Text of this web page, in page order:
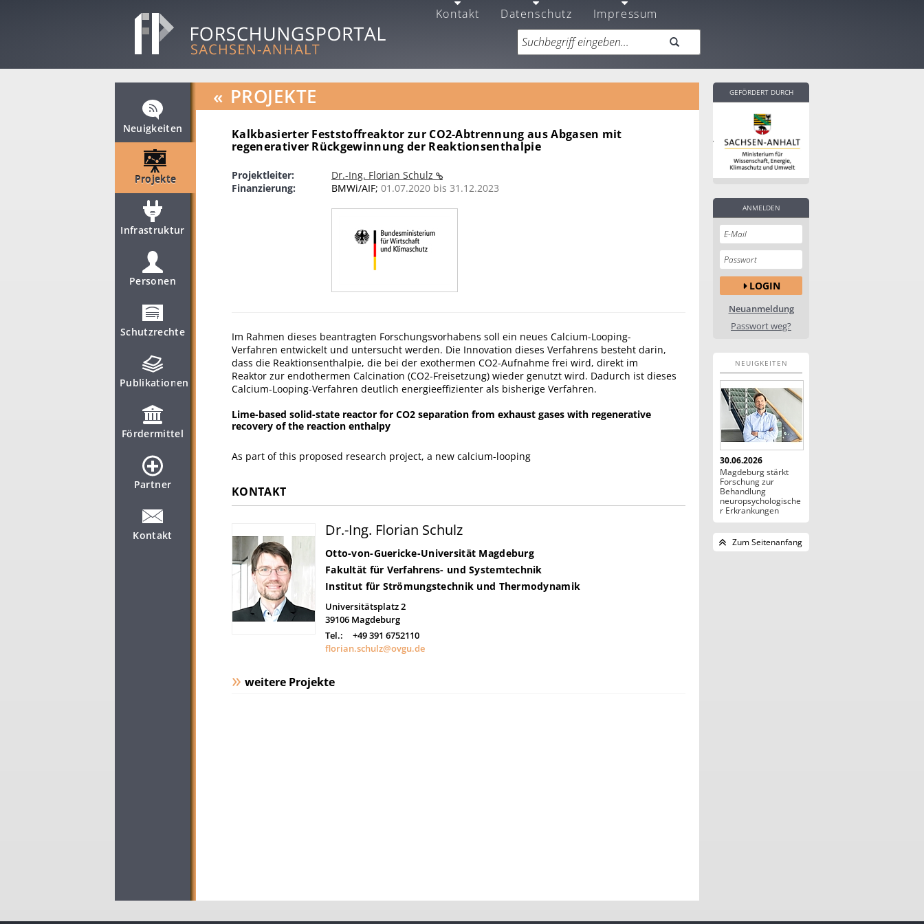
Kontakt Datenschutz Impressum
Neuigkeiten
Projekte
Infrastruktur
Personen
Schutzrechte
Publikationen
Fördermittel
Partner
Kontakt
« PROJEKTE
Kalkbasierter Feststoffreaktor zur CO2-Abtrennung aus Abgasen mit
regenerativer Rückgewinnung der Reaktionsenthalpie
Projektleiter:
Dr.-Ing. Florian Schulz
Finanzierung:
BMWi/AIF; 01.07.2020 bis 31.12.2023
Im Rahmen dieses beantragten Forschungsvorhabens soll ein neues Calcium-Looping-
Verfahren entwickelt und untersucht werden. Die Innovation dieses Verfahrens besteht darin,
dass die Reaktionsenthalpie, die bei der exothermen CO2-Aufnahme frei wird, direkt im
Reaktor zur endothermen Calcination (CO2-Freisetzung) wieder genutzt wird. Dadurch ist dieses
Calcium-Looping-Verfahren deutlich energieeffizienter als bisherige Verfahren.
Lime-based solid-state reactor for CO2 separation from exhaust gases with regenerative
recovery of the reaction enthalpy
As part of this proposed research project, a new calcium-looping
KONTAKT
Dr.-Ing. Florian Schulz
Otto-von-Guericke-Universität Magdeburg
Fakultät für Verfahrens- und Systemtechnik
Institut für Strömungstechnik und Thermodynamik
Universitätsplatz 2
39106 Magdeburg
Tel.:
+49 391 6752110
florian.schulz@ovgu.de
weitere Projekte
GEFÖRDERT DURCH
ANMELDEN
LOGIN
Neuanmeldung
Passwort weg?
NEUIGKEITEN
30.06.2026
Magdeburg stärkt
Forschung zur
Behandlung
neuropsychologische
r Erkrankungen
Zum Seitenanfang